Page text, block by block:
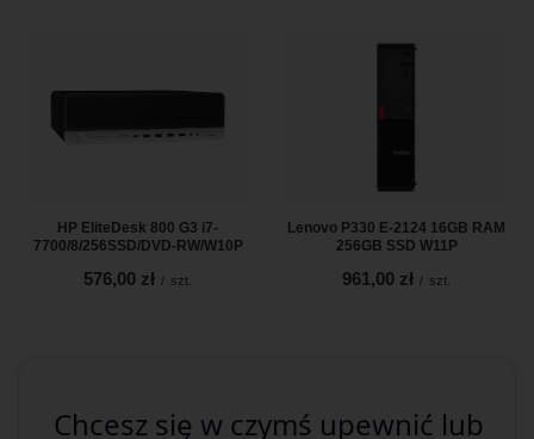
HP EliteDesk 800 G3 i7-
7700/8/256SSD/DVD-RW/W10P
576,00 zł / szt.
Lenovo P330 E-2124 16GB RAM
256GB SSD W11P
961,00 zł / szt.
Chcesz się w czymś upewnić lub